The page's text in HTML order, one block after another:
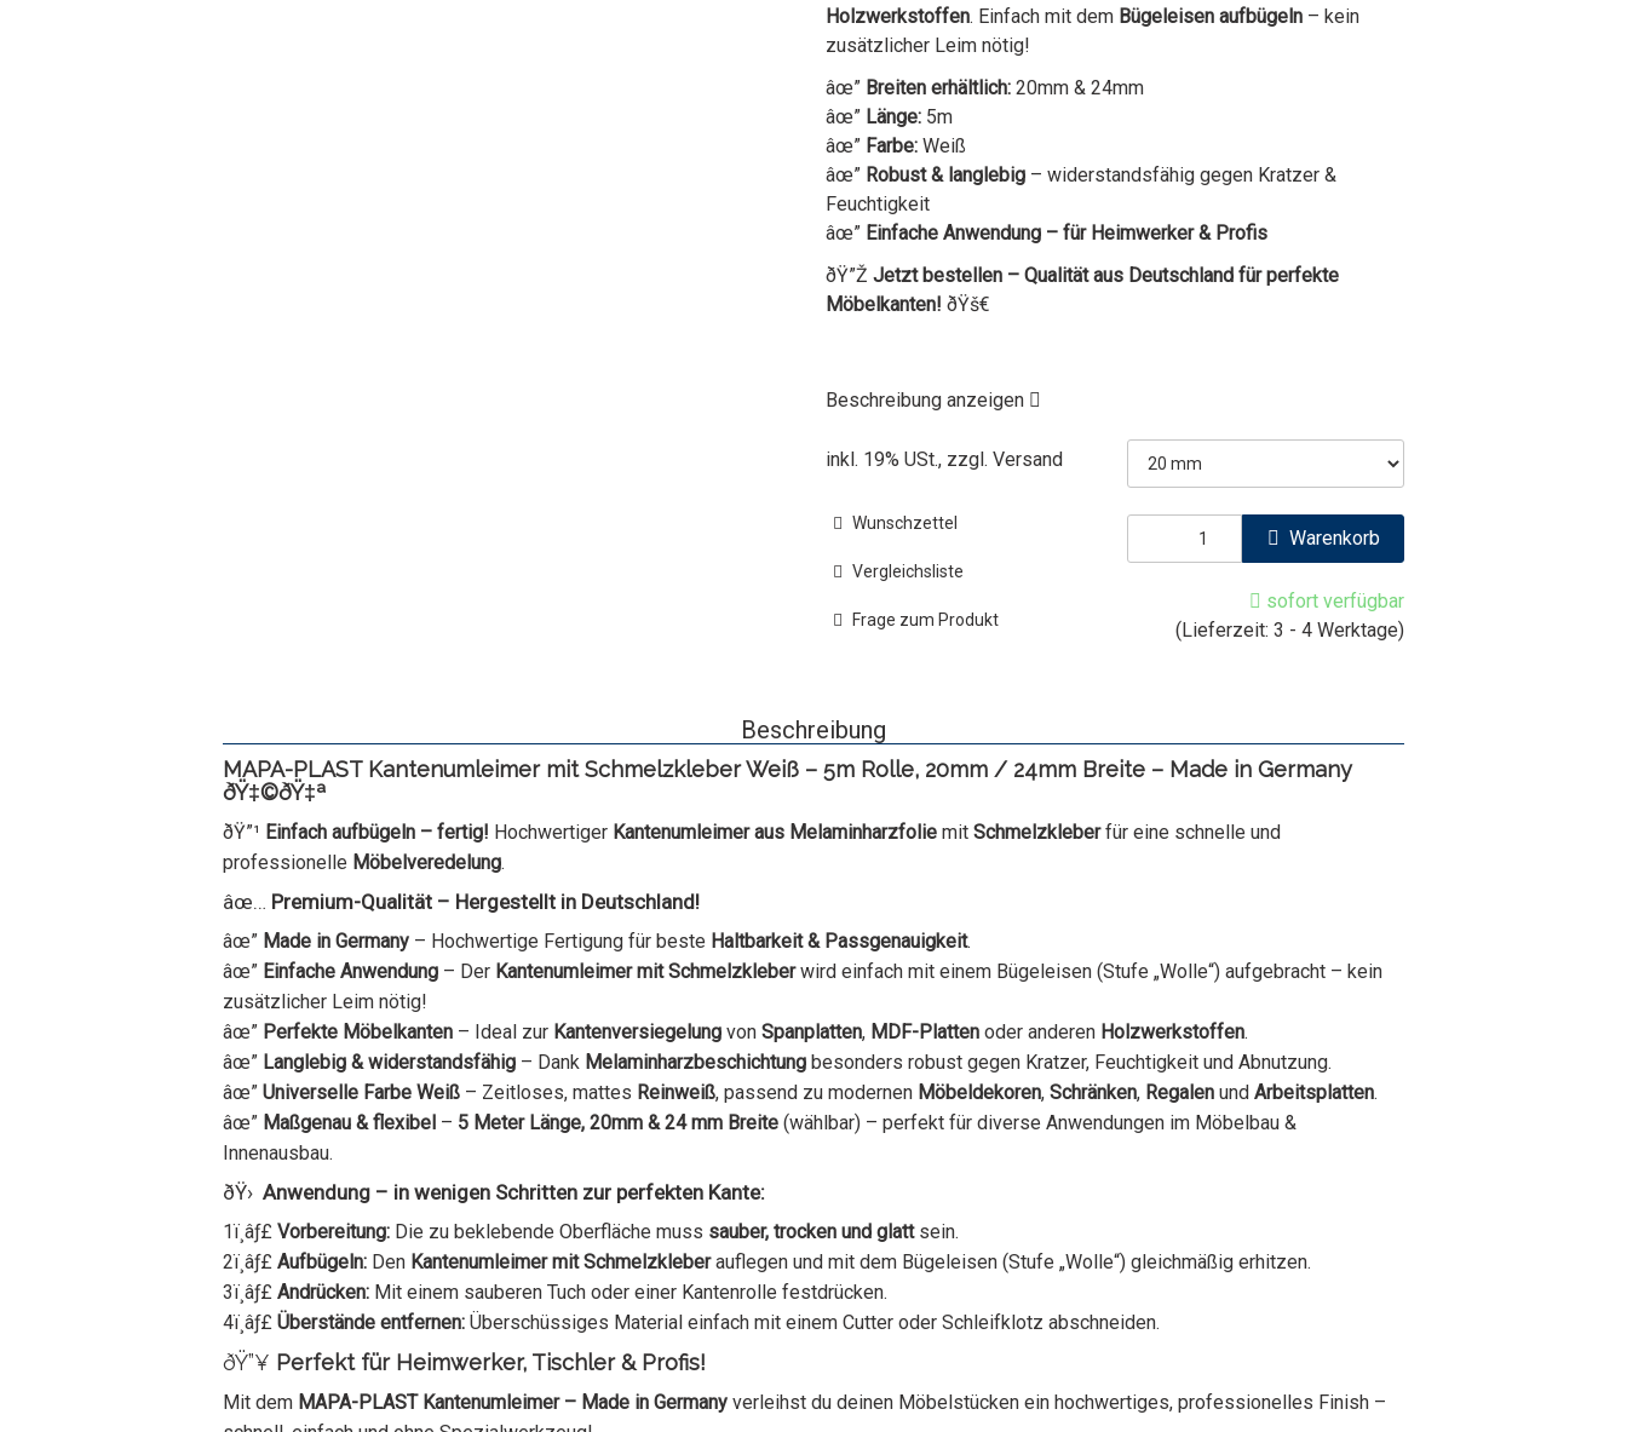
Holzwerkstoffen. Einfach mit dem Bügeleisen aufbügeln – kein
zusätzlicher Leim nötig!
âœ” Breiten erhältlich: 20mm & 24mm
âœ” Länge: 5m
âœ” Farbe: Weiß
âœ” Robust & langlebig – widerstandsfähig gegen Kratzer &
Feuchtigkeit
âœ” Einfache Anwendung – für Heimwerker & Profis
ðŸ”Ž Jetzt bestellen – Qualität aus Deutschland für perfekte
Möbelkanten! ðŸš€
Beschreibung anzeigen
inkl. 19% USt., zzgl. Versand
Wunschzettel
Vergleichsliste
Frage zum Produkt
Warenkorb
sofort verfügbar
(Lieferzeit: 3 - 4 Werktage)
Beschreibung
MAPA-PLAST Kantenumleimer mit Schmelzkleber Weiß – 5m Rolle, 20mm / 24mm Breite – Made in Germany
ðŸ‡©ðŸ‡ª
ðŸ”¹ Einfach aufbügeln – fertig! Hochwertiger Kantenumleimer aus Melaminharzfolie mit Schmelzkleberfür eine schnelle und
professionelle Möbelveredelung.
âœ… Premium-Qualität – Hergestellt in Deutschland!
âœ” Made in Germany – Hochwertige Fertigung für beste Haltbarkeit & Passgenauigkeit.
âœ” Einfache Anwendung – Der Kantenumleimer mit Schmelzkleberwird einfach mit einem Bügeleisen (Stufe „Wolle“) aufgebracht – kein
zusätzlicher Leim nötig!
âœ” Perfekte Möbelkanten – Ideal zur Kantenversiegelung von Spanplatten, MDF-Platten oder anderen Holzwerkstoffen.
âœ” Langlebig & widerstandsfähig – Dank Melaminharzbeschichtung besonders robust gegen Kratzer, Feuchtigkeit und Abnutzung.
âœ” Universelle Farbe Weiß – Zeitloses, mattes Reinweiß, passend zu modernen Möbeldekoren, Schränken, Regalen und Arbeitsplatten.
âœ” Maßgenau & flexibel – 5 Meter Länge, 20mm & 24 mm Breite (wählbar) – perfekt für diverse Anwendungen im Möbelbau &
Innenausbau.
ðŸ› Anwendung – in wenigen Schritten zur perfekten Kante:
1ï¸âƒ£ Vorbereitung: Die zu beklebende Oberfläche muss sauber, trocken und glattsein.
2ï¸âƒ£ Aufbügeln: Den Kantenumleimer mit Schmelzkleberauflegen und mit dem Bügeleisen (Stufe „Wolle“) gleichmäßig erhitzen.
3ï¸âƒ£ Andrücken: Mit einem sauberen Tuch oder einer Kantenrolle festdrücken.
4ï¸âƒ£ Überstände entfernen: Überschüssiges Material einfach mit einem Cutter oder Schleifklotz abschneiden.
ðŸ”¥ Perfekt für Heimwerker, Tischler & Profis!
Mit dem MAPA-PLAST Kantenumleimer – Made in Germany verleihst du deinen Möbelstücken ein hochwertiges, professionelles Finish –